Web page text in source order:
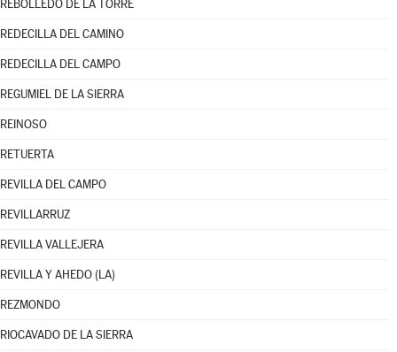
REBOLLEDO DE LA TORRE
REDECILLA DEL CAMINO
REDECILLA DEL CAMPO
REGUMIEL DE LA SIERRA
REINOSO
RETUERTA
REVILLA DEL CAMPO
REVILLARRUZ
REVILLA VALLEJERA
REVILLA Y AHEDO (LA)
REZMONDO
RIOCAVADO DE LA SIERRA